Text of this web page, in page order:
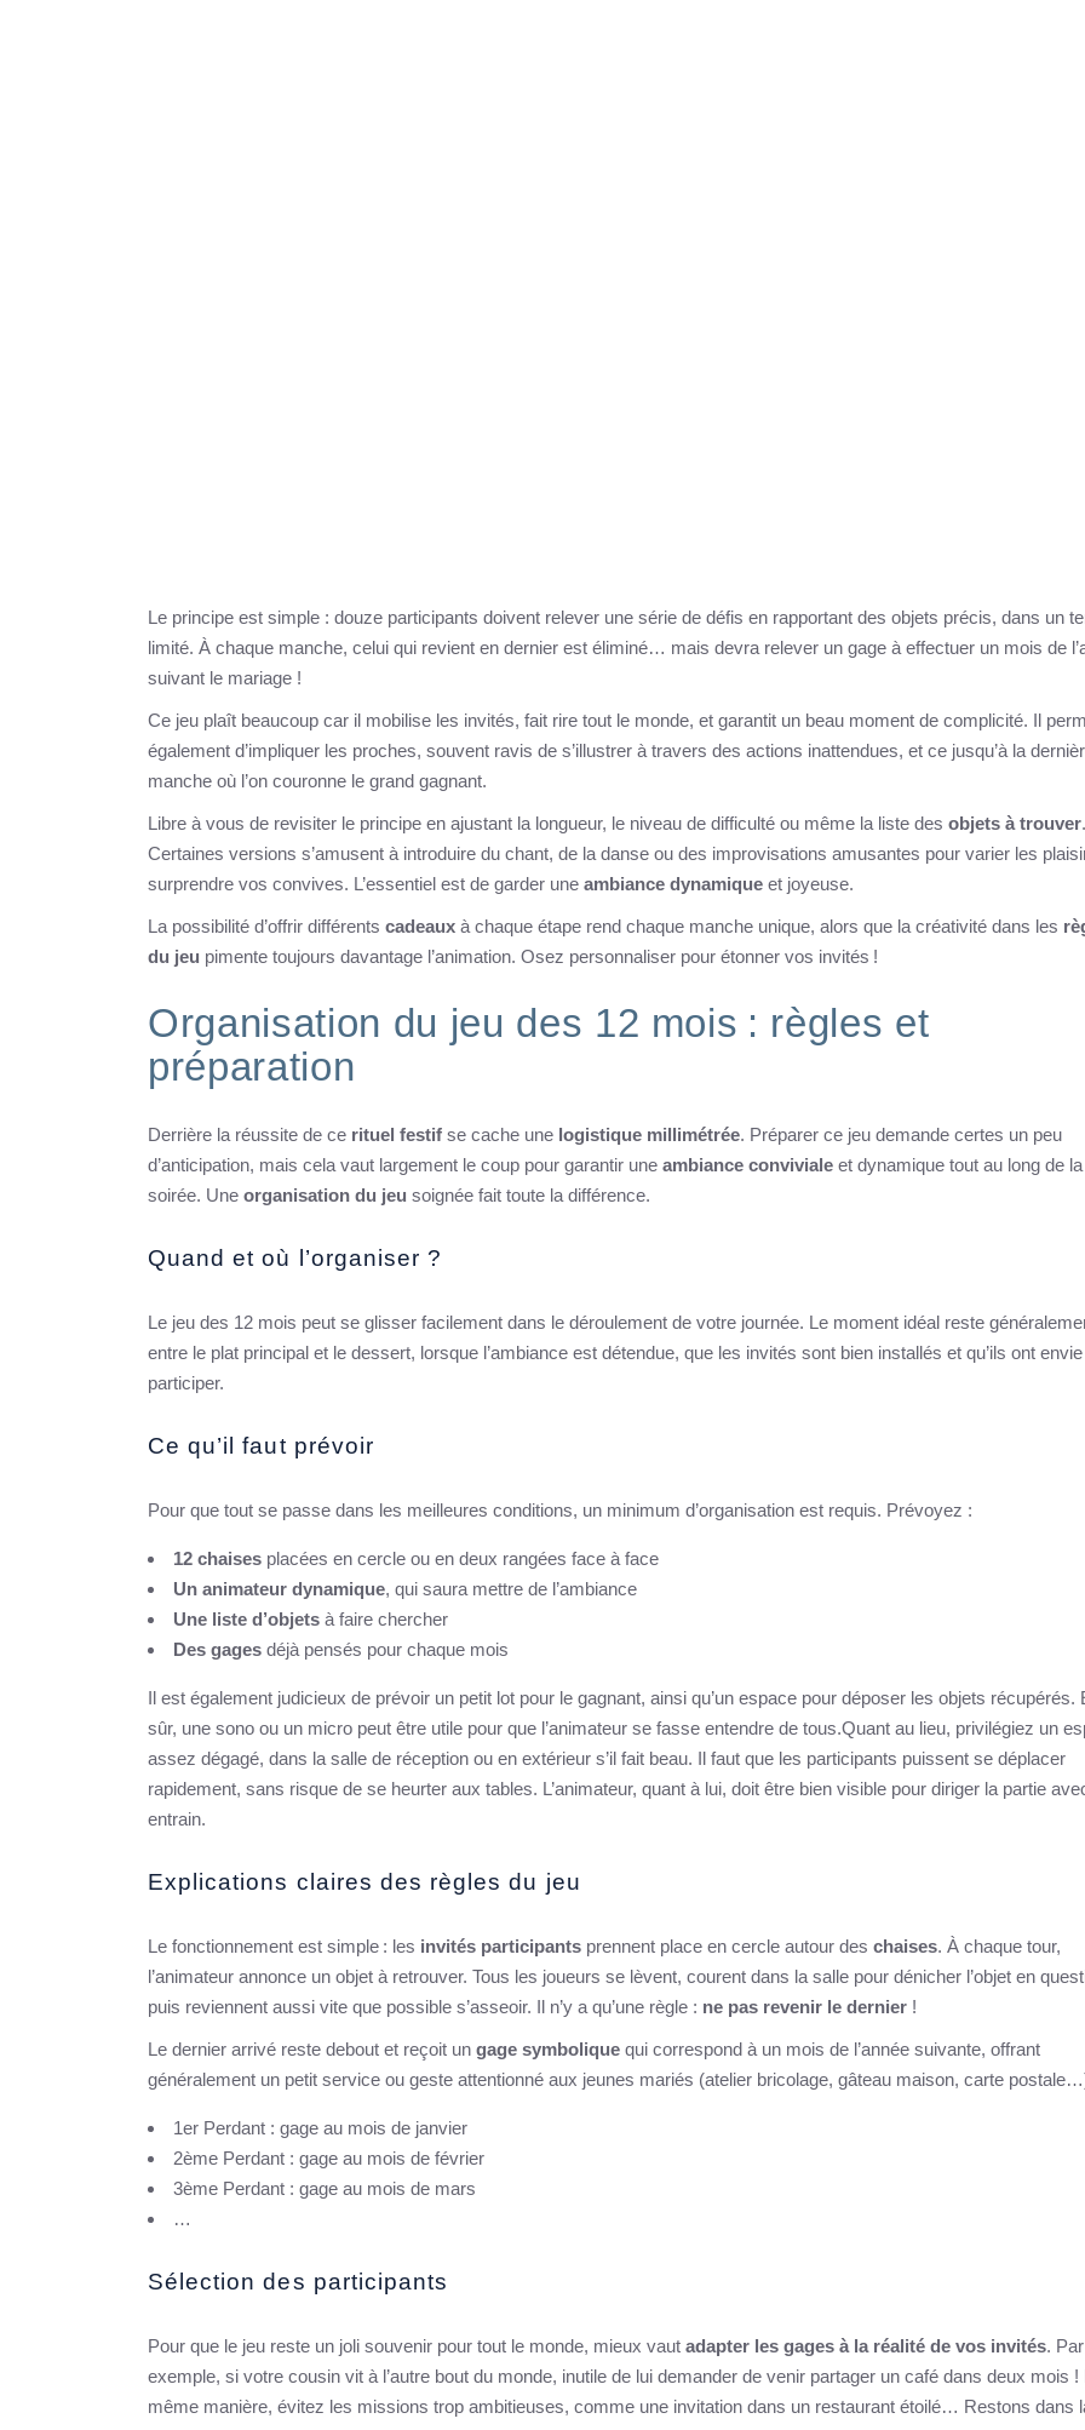
Le principe est simple : douze participants doivent relever une série de défis en rapportant des objets précis, dans un
limité. À chaque manche, celui qui revient en dernier est éliminé… mais devra relever un gage à effectuer un mois de
suivant le mariage !
Ce jeu plaît beaucoup car il mobilise les invités, fait rire tout le monde, et garantit un beau moment de complicité. Il
également d’impliquer les proches, souvent ravis de s’illustrer à travers des actions inattendues, et ce jusqu’à la
manche où l’on couronne le grand gagnant.
Libre à vous de revisiter le principe en ajustant la longueur, le niveau de difficulté ou même la liste des objets à trouver.
Certaines versions s’amusent à introduire du chant, de la danse ou des improvisations amusantes pour varier les
surprendre vos convives. L’essentiel est de garder une ambiance dynamique et joyeuse.
La possibilité d’offrir différents cadeaux à chaque étape rend chaque manche unique, alors que la créativité dans les
du jeu pimente toujours davantage l’animation. Osez personnaliser pour étonner vos invités !
Organisation du jeu des 12 mois : règles et
préparation
Derrière la réussite de ce rituel festif se cache une logistique millimétrée. Préparer ce jeu demande certes un peu
d’anticipation, mais cela vaut largement le coup pour garantir une ambiance conviviale et dynamique tout au long de la
soirée. Une organisation du jeu soignée fait toute la différence.
Quand et où l’organiser ?
Le jeu des 12 mois peut se glisser facilement dans le déroulement de votre journée. Le moment idéal reste
entre le plat principal et le dessert, lorsque l’ambiance est détendue, que les invités sont bien installés et qu’ils ont
participer.
Ce qu’il faut prévoir
Pour que tout se passe dans les meilleures conditions, un minimum d’organisation est requis. Prévoyez :
12 chaises placées en cercle ou en deux rangées face à face
Un animateur dynamique, qui saura mettre de l’ambiance
Une liste d’objets à faire chercher
Des gages déjà pensés pour chaque mois
Il est également judicieux de prévoir un petit lot pour le gagnant, ainsi qu’un espace pour déposer les objets récupérés.
sûr, une sono ou un micro peut être utile pour que l’animateur se fasse entendre de tous.Quant au lieu, privilégiez un
assez dégagé, dans la salle de réception ou en extérieur s’il fait beau. Il faut que les participants puissent se déplacer
rapidement, sans risque de se heurter aux tables. L’animateur, quant à lui, doit être bien visible pour diriger la partie
entrain.
Explications claires des règles du jeu
Le fonctionnement est simple : les invités participants prennent place en cercle autour des chaises. À chaque tour,
l’animateur annonce un objet à retrouver. Tous les joueurs se lèvent, courent dans la salle pour dénicher l’objet en
puis reviennent aussi vite que possible s’asseoir. Il n’y a qu’une règle : ne pas revenir le dernier !
Le dernier arrivé reste debout et reçoit un gage symbolique qui correspond à un mois de l’année suivante, offrant
généralement un petit service ou geste attentionné aux jeunes mariés (atelier bricolage, gâteau maison, carte
1er Perdant : gage au mois de janvier
2ème Perdant : gage au mois de février
3ème Perdant : gage au mois de mars
…
Sélection des participants
Pour que le jeu reste un joli souvenir pour tout le monde, mieux vaut adapter les gages à la réalité de vos invités. Par
exemple, si votre cousin vit à l’autre bout du monde, inutile de lui demander de venir partager un café dans deux mois !
même manière, évitez les missions trop ambitieuses, comme une invitation dans un restaurant étoilé… Restons dans